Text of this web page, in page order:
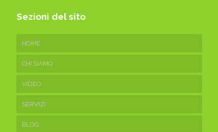
Sezioni del sito
HOME
CHI SIAMO
VIDEO
SERVIZI
BLOG